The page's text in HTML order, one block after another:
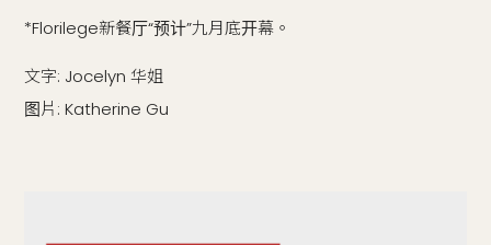
*Florilege新餐厅“预计”九月底开幕。
文字: Jocelyn 华姐
图片: Katherine Gu